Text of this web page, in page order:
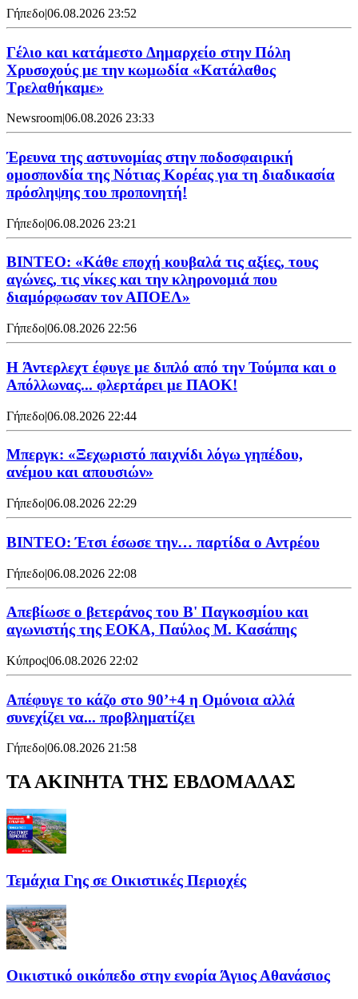
Γήπεδο|06.08.2026 23:52
Γέλιο και κατάμεστο Δημαρχείο στην Πόλη
Χρυσοχούς με την κωμωδία «Κατάλαθος
Τρελαθήκαμε»
Newsroom|06.08.2026 23:33
Έρευνα της αστυνομίας στην ποδοσφαιρική
ομοσπονδία της Νότιας Κορέας για τη διαδικασία
πρόσληψης του προπονητή!
Γήπεδο|06.08.2026 23:21
ΒΙΝΤΕΟ: «Κάθε εποχή κουβαλά τις αξίες, τους
αγώνες, τις νίκες και την κληρονομιά που
διαμόρφωσαν τον ΑΠΟΕΛ»
Γήπεδο|06.08.2026 22:56
H Άντερλεχτ έφυγε με διπλό από την Τούμπα και ο
Απόλλωνας... φλερτάρει με ΠΑΟΚ!
Γήπεδο|06.08.2026 22:44
Μπεργκ: «Ξεχωριστό παιχνίδι λόγω γηπέδου,
ανέμου και απουσιών»
Γήπεδο|06.08.2026 22:29
ΒΙΝΤΕΟ: Έτσι έσωσε την… παρτίδα ο Αντρέου
Γήπεδο|06.08.2026 22:08
Απεβίωσε ο βετεράνος του Β' Παγκοσμίου και
αγωνιστής της ΕΟΚΑ, Παύλος Μ. Κασάπης
Κύπρος|06.08.2026 22:02
Απέφυγε το κάζο στο 90’+4 η Ομόνοια αλλά
συνεχίζει να... προβληματίζει
Γήπεδο|06.08.2026 21:58
ΤΑ ΑΚΙΝΗΤΑ ΤΗΣ ΕΒΔΟΜΑΔΑΣ
Τεμάχια Γης σε Οικιστικές Περιοχές
Οικιστικό οικόπεδο στην ενορία Άγιος Αθανάσιος